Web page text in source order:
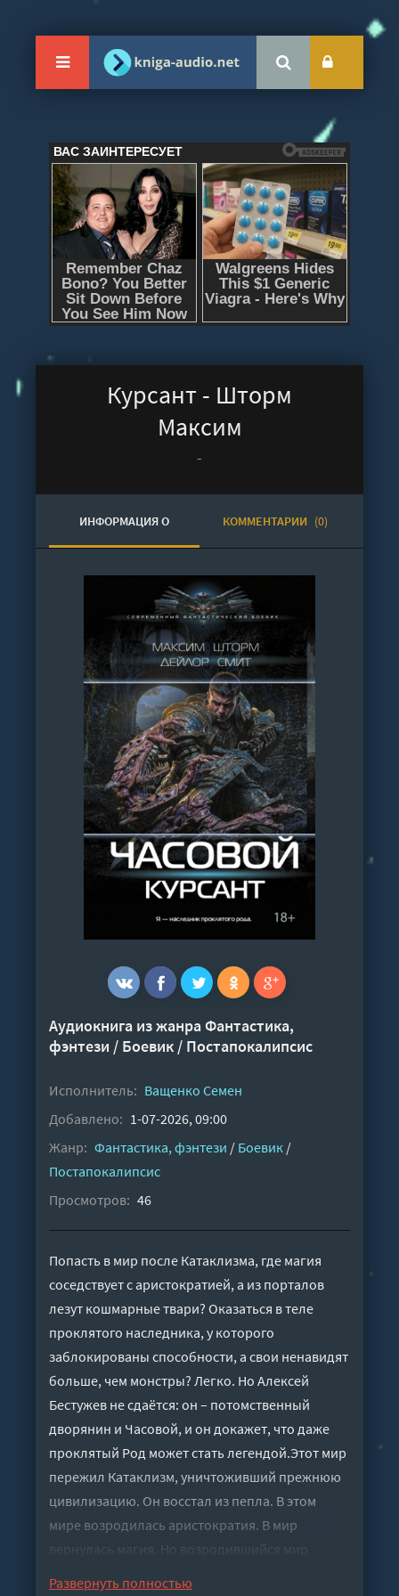
Курсант - Шторм
Максим
-
ИНФОРМАЦИЯ О
АУДИОКНИГЕ
КОММЕНТАРИИ (0)
Аудиокнига из жанраФантастика,
фэнтези / Боевик / Постапокалипсис
Исполнитель: Ващенко Семен
Добавлено: 1-07-2026, 09:00
Жанр: Фантастика, фэнтези / Боевик /
Постапокалипсис
Просмотров: 46
Попасть в мир после Катаклизма, где магия
соседствует с аристократией, а из порталов
лезут кошмарные твари? Оказаться в теле
проклятого наследника, у которого
заблокированы способности, а свои ненавидят
больше, чем монстры? Легко. Но Алексей
Бестужев не сдаётся: он – потомственный
дворянин и Часовой, и он докажет, что даже
проклятый Род может стать легендой.Этот мир
пережил Катаклизм, уничтоживший прежнюю
цивилизацию. Он восстал из пепла. В этом
мире возродилась аристократия. В мир
вернулась магия. Но возродившийся мир
Развернуть полностью